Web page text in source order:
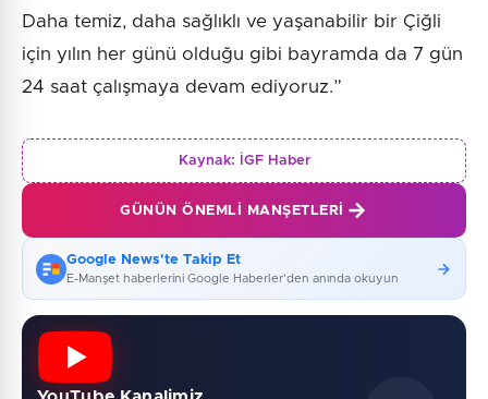
Daha temiz, daha sağlıklı ve yaşanabilir bir Çiğli
için yılın her günü olduğu gibi bayramda da 7 gün
24 saat çalışmaya devam ediyoruz.”
Kaynak: İGF Haber
GÜNÜN ÖNEMLI MANŞETLERI
Google News'te Takip Et
E-Manşet haberlerini Google Haberler'den anında okuyun